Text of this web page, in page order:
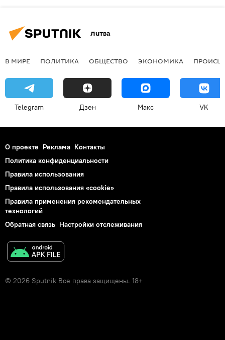
Литва
В МИРЕ ПОЛИТИКА ОБЩЕСТВО ЭКОНОМИКА
Telegram Дзен Макс VK
О проекте Реклама Контакты
Политика конфиденциальности
Правила использования
Правила использования «cookie»
Правила применения рекомендательных
технологий
Обратная связь Настройки отслеживания
© 2026 Sputnik Все права защищены. 18+